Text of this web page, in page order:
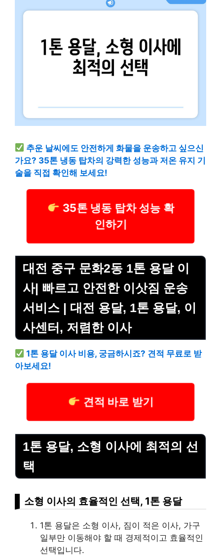
추운 날씨에도 안전하게 화물을 운송하고 싶으신
가요? 35톤 냉동 탑차의 강력한 성능과 저온 유지 기
술을 직접 확인해 보세요!
35톤 냉동 탑차 성능 확
인하기
대전 중구 문화2동 1톤 용달 이
사| 빠르고 안전한 이삿짐 운송
서비스 | 대전 용달, 1톤 용달, 이
사센터, 저렴한 이사
1톤 용달 이사 비용, 궁금하시죠? 견적 무료로 받
아보세요!
견적 바로 받기
1톤 용달, 소형 이사에 최적의 선
택
소형 이사의 효율적인 선택, 1톤 용달
1톤 용달은 소형 이사, 짐이 적은 이사, 가구
일부만 이동해야 할 때 경제적이고 효율적인
선택입니다.